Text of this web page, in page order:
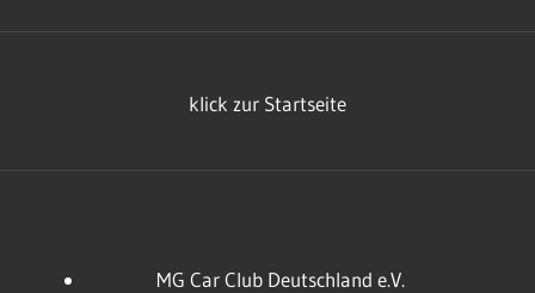
klick zur Startseite
MG Car Club Deutschland e.V.